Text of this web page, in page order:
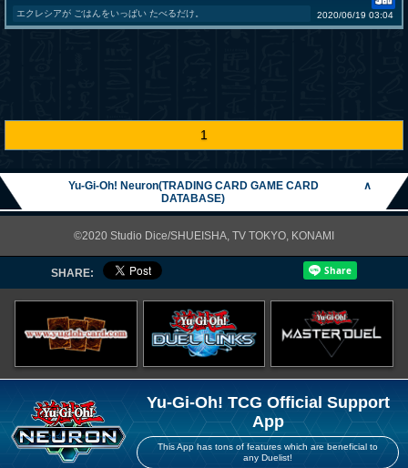
エクレシアが ごはんをいっぱい たべるだけ。 2020/06/19 03:04
1
Yu-Gi-Oh! Neuron(TRADING CARD GAME CARD
DATABASE)
∧
©2020 Studio Dice/SHUEISHA, TV TOKYO, KONAMI
SHARE:
Yu-Gi-Oh! TCG Official Support
App
This App has tons of features which are beneficial to
any Duelist!